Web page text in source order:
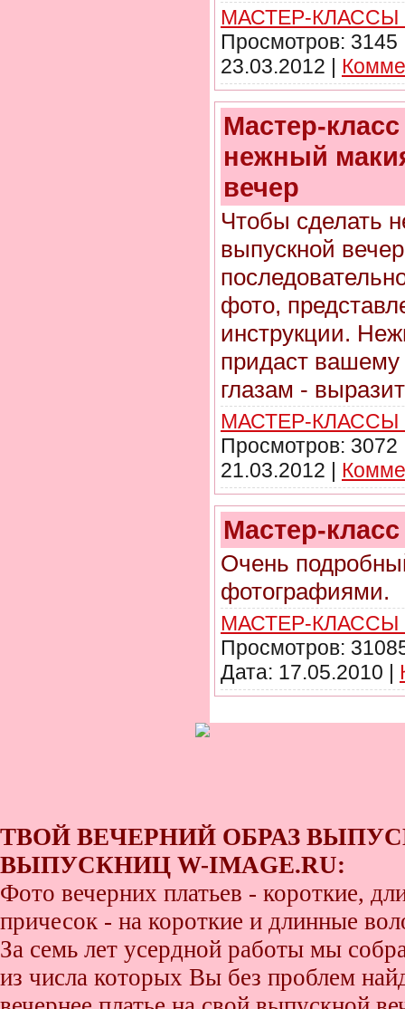
МАСТЕР-
Просмотров: 3145
23.03.2012 |
Мастер-
нежный
вечер
Чтобы сделать
выпускной
фото,
инструкции.
придаст
глазам -
МАСТЕР-
Просмотров: 3072
21.03.2012 |
Мастер-
Очень
фотографиями.
МАСТЕР-
Просмотров:
Дата: 17.05.2010 |
ТВОЙ ВЕЧЕРНИЙ ОБРАЗ
ВЫПУСКНИЦ W-IMAGE.RU:
Фото вечерних платьев - короткие,
причесок - на короткие и длинные
За семь лет усердной работы мы
из числа которых Вы без проблем